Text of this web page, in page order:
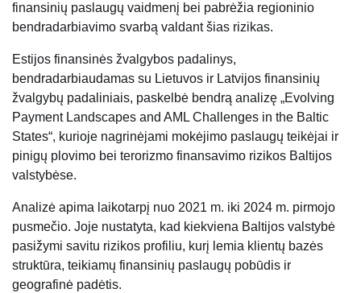
finansinių paslaugų vaidmenį bei pabrėžia regioninio
bendradarbiavimo svarbą valdant šias rizikas.
Estijos finansinės žvalgybos padalinys,
bendradarbiaudamas su Lietuvos ir Latvijos finansinių
žvalgybų padaliniais, paskelbė bendrą analizę „Evolving
Payment Landscapes and AML Challenges in the Baltic
States“, kurioje nagrinėjami mokėjimo paslaugų teikėjai ir
pinigų plovimo bei terorizmo finansavimo rizikos Baltijos
valstybėse.
Analizė apima laikotarpį nuo 2021 m. iki 2024 m. pirmojo
pusmečio. Joje nustatyta, kad kiekviena Baltijos valstybė
pasižymi savitu rizikos profiliu, kurį lemia klientų bazės
struktūra, teikiamų finansinių paslaugų pobūdis ir
geografinė padėtis.